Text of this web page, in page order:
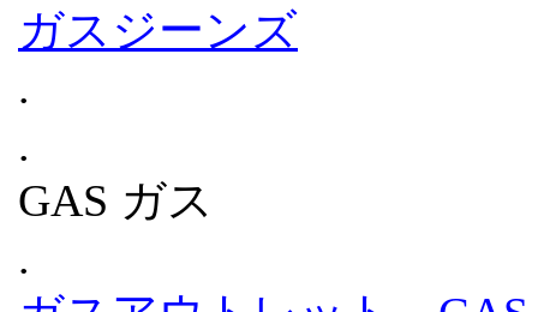
ガスジーンズ
.
.
GAS ガス
.